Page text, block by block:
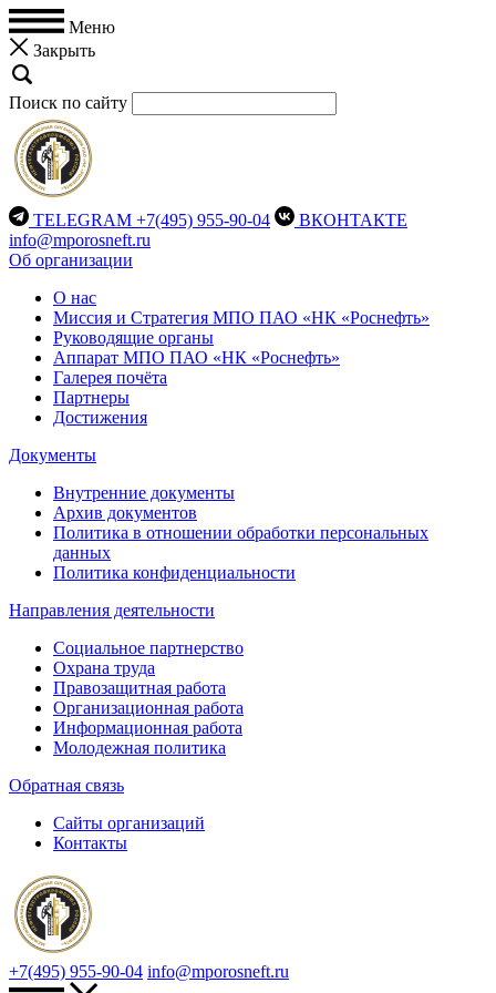
Меню
Закрыть
Поиск по сайту
TELEGRAM +7(495) 955-90-04
ВКОНТАКТЕ
info@mporosneft.ru
Об организации
О нас
Миссия и Стратегия МПО ПАО «НК «Роснефть»
Руководящие органы
Аппарат МПО ПАО «НК «Роснефть»
Галерея почёта
Партнеры
Достижения
Документы
Внутренние документы
Архив документов
Политика в отношении обработки персональных
данных
Политика конфиденциальности
Направления деятельности
Социальное партнерство
Охрана труда
Правозащитная работа
Организационная работа
Информационная работа
Молодежная политика
Обратная связь
Сайты организаций
Контакты
+7(495) 955-90-04 info@mporosneft.ru